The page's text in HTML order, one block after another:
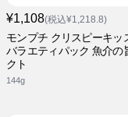
¥1,108(税込¥1,218.8)
モンプチ クリスピーキッ
バラエティパック 魚介の
クト
144g